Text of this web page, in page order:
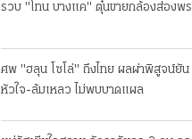
รวบ "โทน บางแค" ตุ๋นขายกล้องส่องพ
ศพ "ฮลุน โซโล่" ถึงไทย ผลผ่าพิสูจน์ยัน
หัวใจ-ล้มเหลว ไม่พบบาดแผล